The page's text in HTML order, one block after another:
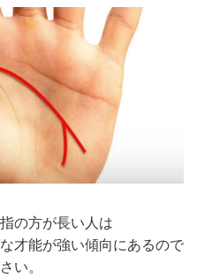
の方が長い人は
才能が強い傾向にあるので
い。